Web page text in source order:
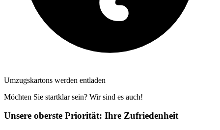
Umzugskartons werden entladen
Möchten Sie startklar sein? Wir sind es auch!
Unsere oberste Priorität: Ihre Zufriedenheit